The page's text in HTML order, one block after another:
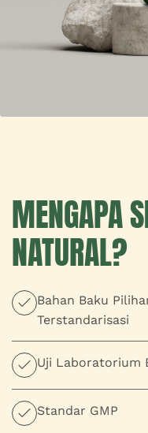
MENGAPA
NATURAL?
Bahan Baku
Terstandarisasi
Uji Laboratorium
Standar GMP